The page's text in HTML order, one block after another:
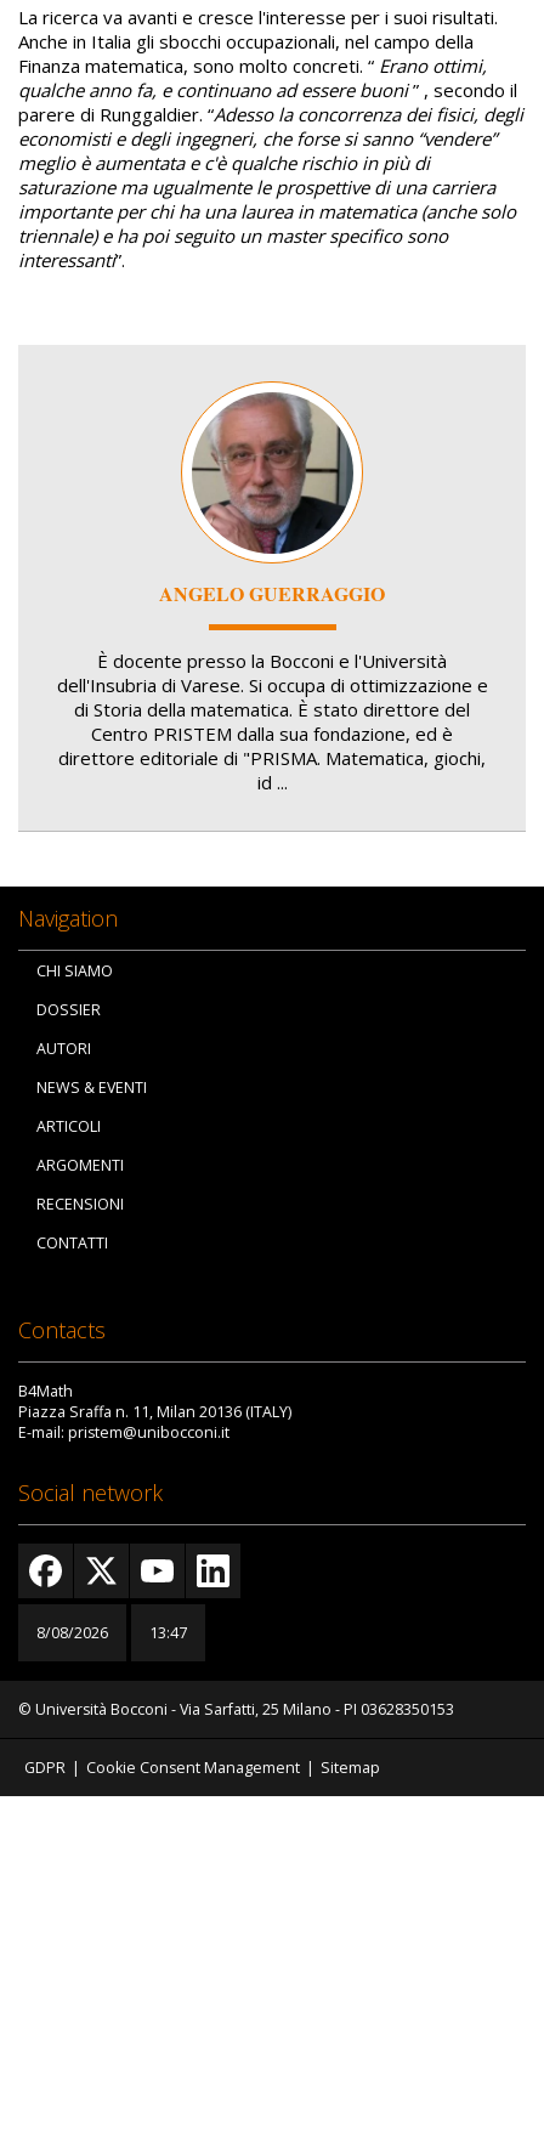
La ricerca va avanti e cresce l'interesse per i suoi risultati.
Anche in Italia gli sbocchi occupazionali, nel campo della
Finanza matematica, sono molto concreti. “ Erano ottimi,
qualche anno fa, e continuano ad essere buoni” , secondo il
parere di Runggaldier. “Adesso la concorrenza dei fisici, degli
economisti e degli ingegneri, che forse si sanno “vendere”
meglio è aumentata e c'è qualche rischio in più di
saturazione ma ugualmente le prospettive di una carriera
importante per chi ha una laurea in matematica (anche solo
triennale) e ha poi seguito un master specifico sono
interessanti”.
ANGELO GUERRAGGIO
È docente presso la Bocconi e l'Università
dell'Insubria di Varese. Si occupa di ottimizzazione e
di Storia della matematica. È stato direttore del
Centro PRISTEM dalla sua fondazione, ed è
direttore editoriale di "PRISMA. Matematica, giochi,
id ...
Navigation
CHI SIAMO
DOSSIER
AUTORI
NEWS & EVENTI
ARTICOLI
ARGOMENTI
RECENSIONI
CONTATTI
Contacts
B4Math
Piazza Sraffa n. 11, Milan 20136 (ITALY)
E-mail: pristem@unibocconi.it
Social network
8/08/2026 13:47
© Università Bocconi - Via Sarfatti, 25 Milano - PI 03628350153
GDPR | Cookie Consent Management | Sitemap